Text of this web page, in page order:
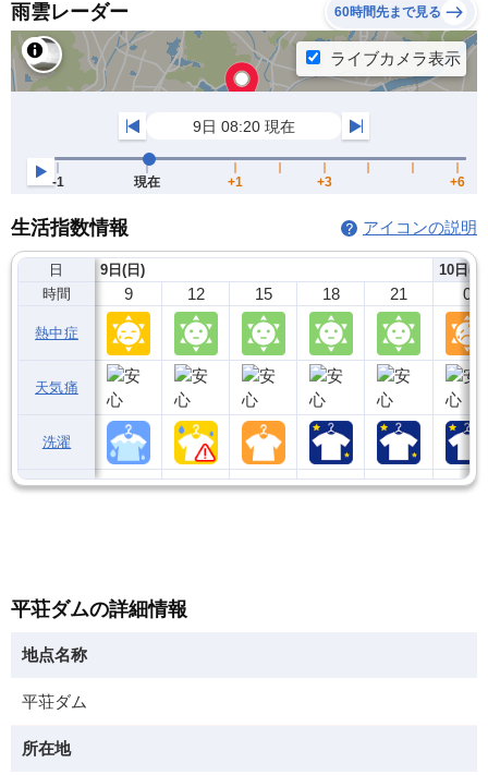
雨雲レーダー 60時間先まで見る
生活指数情報 アイコンの説明
日
時間
熱中症
天気痛
洗濯
9日(日)
9 12 15 18 21
10日(
0
平荘ダムの詳細情報
地点名称
平荘ダム
所在地